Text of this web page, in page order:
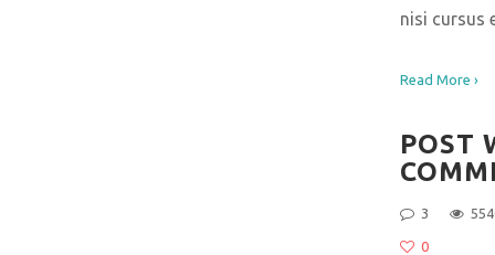
nisi cursus
Read More ›
POST
3
0